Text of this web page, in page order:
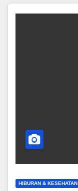
HIBURAN & KESEHATAN